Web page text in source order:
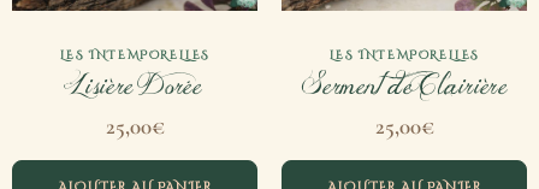
LES INTEMPORELLES
Lisière Dorée
25,00€
AJOUTER AU PANIER
LES INTEMPORELLES
Serment de Clairière
25,00€
AJOUTER AU PANIER